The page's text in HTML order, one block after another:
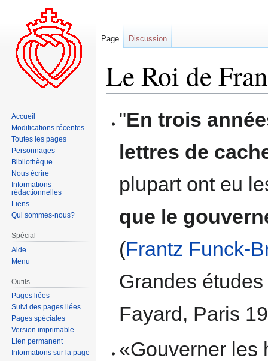
Le Roi de
navigation
recherche
"En trois
lettres de
plupart ont eu
que le
(Frantz Funck-
Grandes
Fayard, Paris
«Gouverner les
Page Discussion
Accueil
Modifications récentes
Toutes les pages
Personnages
Bibliothèque
Nous écrire
Informations
rédactionnelles
Liens
Qui sommes-nous?
Spécial
Aide
Menu
Outils
Pages liées
Suivi des pages liées
Pages spéciales
Version imprimable
Lien permanent
Informations sur la page